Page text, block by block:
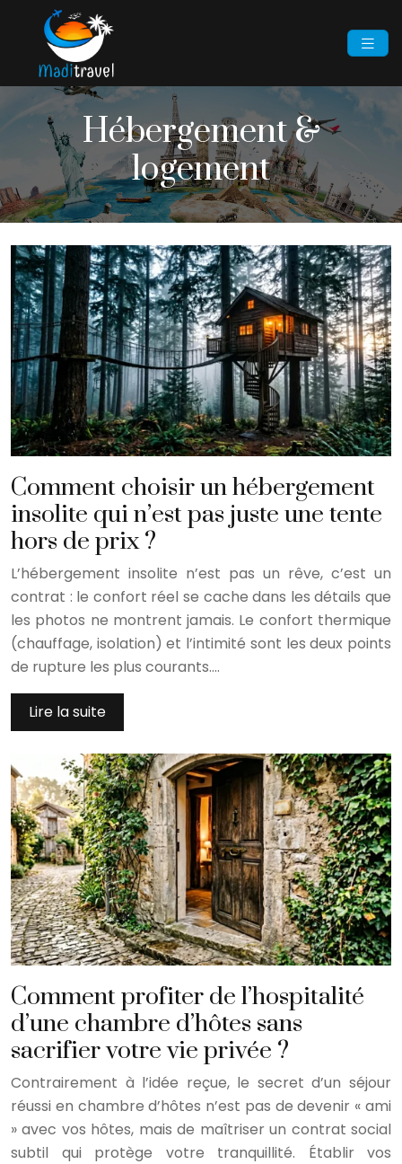
Hébergement &
logement
Comment choisir un hébergement
insolite qui n’est pas juste une tente
hors de prix ?
L’hébergement insolite n’est pas un rêve, c’est un
contrat : le confort réel se cache dans les détails que
les photos ne montrent jamais. Le confort thermique
(chauffage, isolation) et l’intimité sont les deux points
de rupture les plus courants….
Lire la suite
Comment profiter de l’hospitalité
d’une chambre d’hôtes sans
sacrifier votre vie privée ?
Contrairement à l’idée reçue, le secret d’un séjour
réussi en chambre d’hôtes n’est pas de devenir « ami
» avec vos hôtes, mais de maîtriser un contrat social
subtil qui protège votre tranquillité. Établir vos